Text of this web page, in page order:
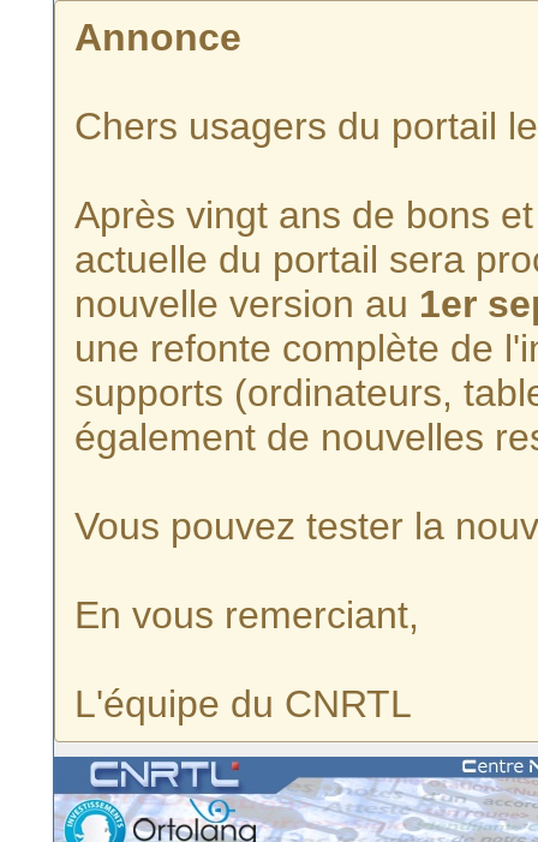
Annonce
Chers usagers du portail
Après vingt ans de bons
actuelle du portail sera
nouvelle version au 1er
une refonte complète de
supports (ordinateurs,
également de nouvelles
Vous pouvez tester la
En vous remerciant,
L'équipe du CNRTL